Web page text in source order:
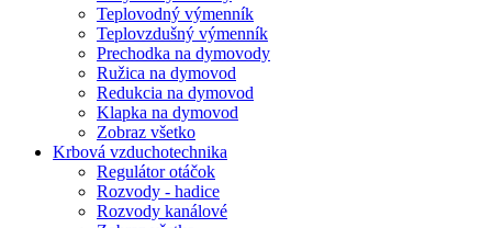
Teplovodný výmenník
Teplovzdušný výmenník
Prechodka na dymovody
Ružica na dymovod
Redukcia na dymovod
Klapka na dymovod
Zobraz všetko
Krbová vzduchotechnika
Regulátor otáčok
Rozvody - hadice
Rozvody kanálové